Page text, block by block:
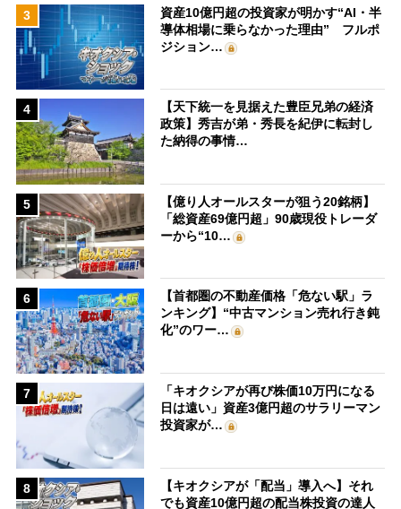
3
資産10億円超の投資家が明かす“AI・半
導体相場に乗らなかった理由” フルポ
ジション…
4
【天下統一を見据えた豊臣兄弟の経済
政策】秀吉が弟・秀長を紀伊に転封し
た納得の事情…
5
【億り人オールスターが狙う20銘柄】
「総資産69億円超」90歳現役トレーダ
ーから“10…
6
【首都圏の不動産価格「危ない駅」ラ
ンキング】“中古マンション売れ行き鈍
化”のワー…
7
「キオクシアが再び株価10万円になる
日は遠い」資産3億円超のサラリーマン
投資家が…
8
【キオクシアが「配当」導入へ】それ
でも資産10億円超の配当株投資の達人